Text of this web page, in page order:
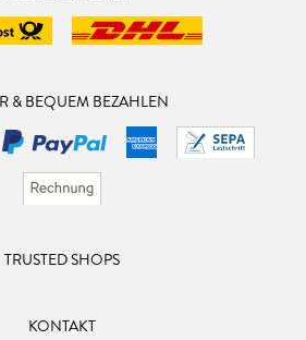
& BEQUEM BEZAHLEN
TRUSTED SHOPS
KONTAKT